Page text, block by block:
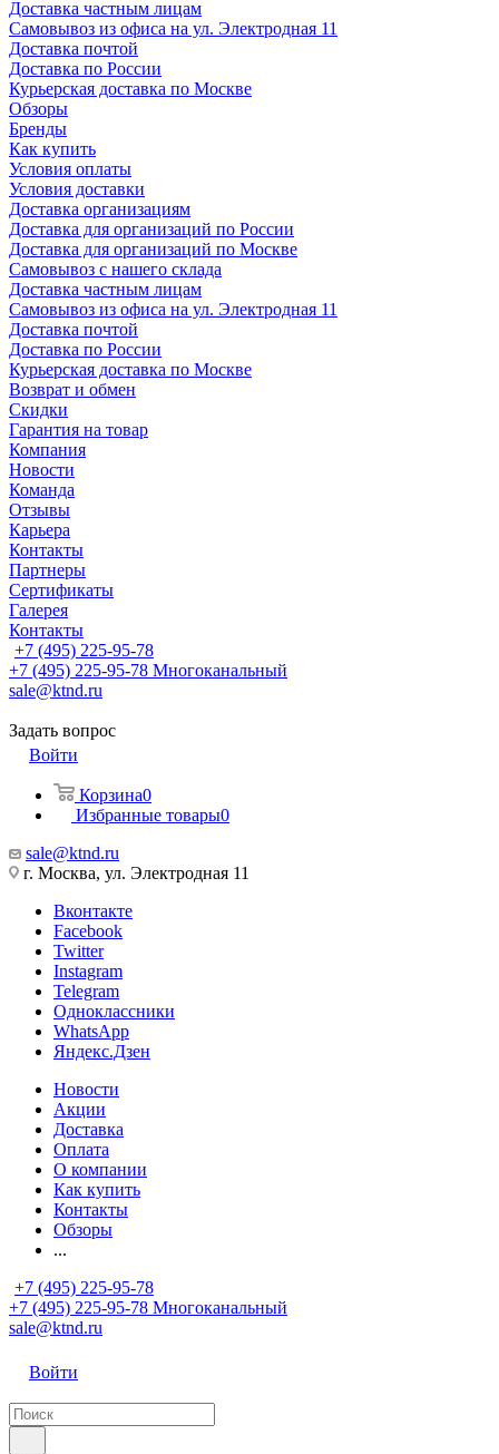
Доставка частным лицам
Самовывоз из офиса на ул. Электродная 11
Доставка почтой
Доставка по России
Курьерская доставка по Москве
Обзоры
Бренды
Как купить
Условия оплаты
Условия доставки
Доставка организациям
Доставка для организаций по России
Доставка для организаций по Москве
Самовывоз с нашего склада
Доставка частным лицам
Самовывоз из офиса на ул. Электродная 11
Доставка почтой
Доставка по России
Курьерская доставка по Москве
Возврат и обмен
Скидки
Гарантия на товар
Компания
Новости
Команда
Отзывы
Карьера
Контакты
Партнеры
Сертификаты
Галерея
Контакты
+7 (495) 225-95-78
+7 (495) 225-95-78 Многоканальный
sale@ktnd.ru
Задать вопрос
Войти
Корзина0
Избранные товары0
sale@ktnd.ru
г. Москва, ул. Электродная 11
Вконтакте
Facebook
Twitter
Instagram
Telegram
Одноклассники
WhatsApp
Яндекс.Дзен
Новости
Акции
Доставка
Оплата
О компании
Как купить
Контакты
Обзоры
...
+7 (495) 225-95-78
+7 (495) 225-95-78 Многоканальный
sale@ktnd.ru
Войти